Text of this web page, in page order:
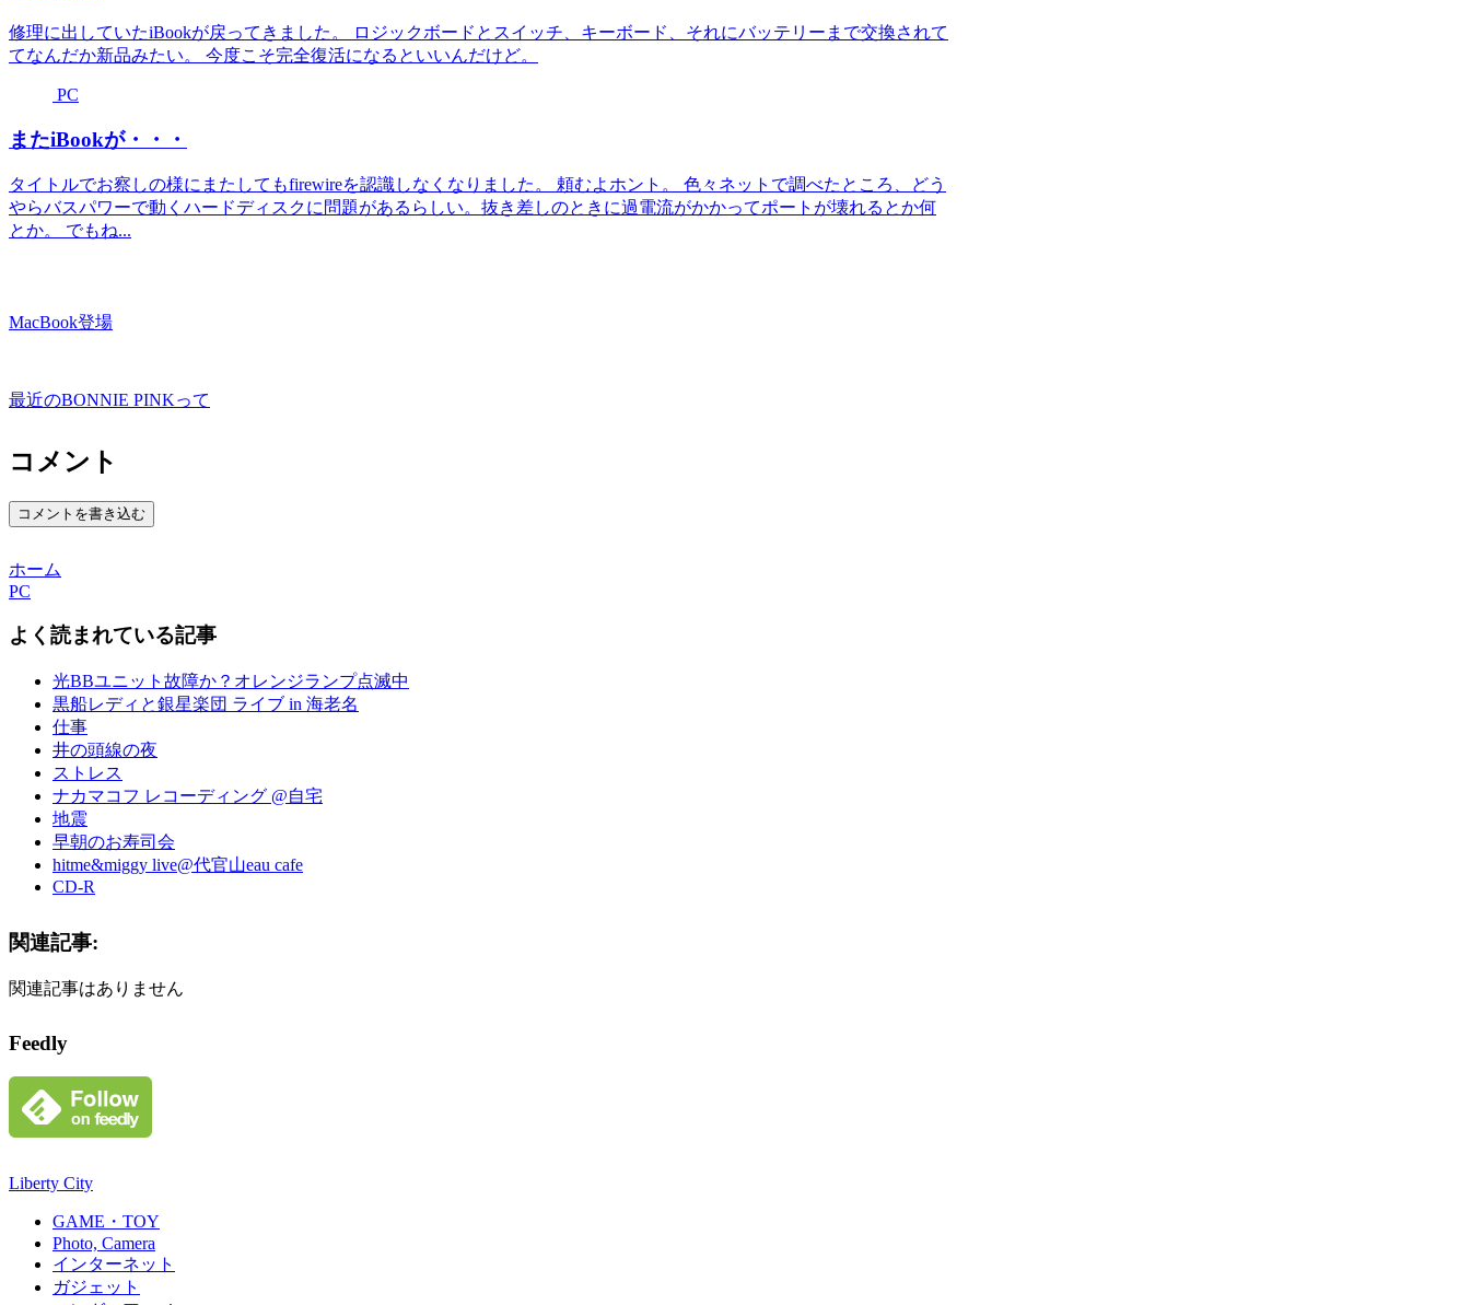
修理に出していたiBookが戻ってきました。 ロジックボードとスイッチ、キーボード、それにバッテリーまで交換されて
てなんだか新品みたい。 今度こそ完全復活になるといいんだけど。
PC
またiBookが・・・
タイトルでお察しの様にまたしてもfirewireを認識しなくなりました。 頼むよホント。 色々ネットで調べたところ、どう
やらバスパワーで動くハードディスクに問題があるらしい。抜き差しのときに過電流がかかってポートが壊れるとか何
とか。 でもね...
MacBook登場
最近のBONNIE PINKって
コメント
コメントを書き込む
ホーム
PC
よく読まれている記事
光BBユニット故障か？オレンジランプ点滅中
黒船レディと銀星楽団 ライブ in 海老名
仕事
井の頭線の夜
ストレス
ナカマコフ レコーディング @自宅
地震
早朝のお寿司会
hitme&miggy live@代官山eau cafe
CD-R
関連記事:
関連記事はありません
Feedly
Liberty City
GAME・TOY
Photo, Camera
インターネット
ガジェット